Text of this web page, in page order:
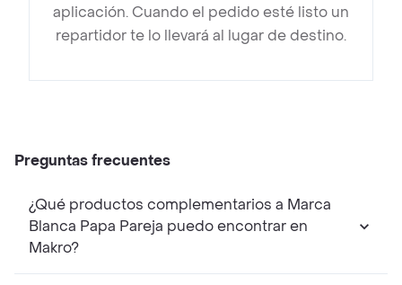
aplicación. Cuando el pedido esté listo un
repartidor te lo llevará al lugar de destino.
Preguntas frecuentes
¿Qué productos complementarios a Marca
Blanca Papa Pareja puedo encontrar en
Makro?